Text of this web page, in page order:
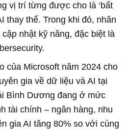
vị trí từng được cho là ‘bất
thay thế. Trong khi đó, nhân
nhật kỹ năng, đặc biệt là
của Microsoft năm 2024 cho
gia về dữ liệu và AI tại
Bình Dương đang ở mức
tài chính – ngân hàng, nhu
gia AI tăng 80% so với cùng